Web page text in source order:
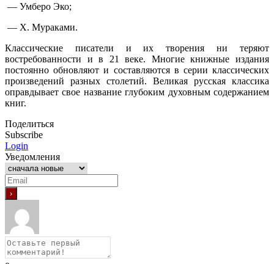
— Умберо Эко;
— Х. Мураками.
Классические писатели и их творения ни теряют
востребованности и в 21 веке. Многие книжные издания
постоянно обновляют и составляются в серии классических
произведений разных столетий. Великая русская классика
оправдывает свое название глубоким духовным содержанием
книг.
Поделиться
Subscribe
Login
Уведомления